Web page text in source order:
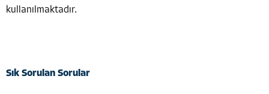
kullanılmaktadır.
Sık Sorulan Sorular